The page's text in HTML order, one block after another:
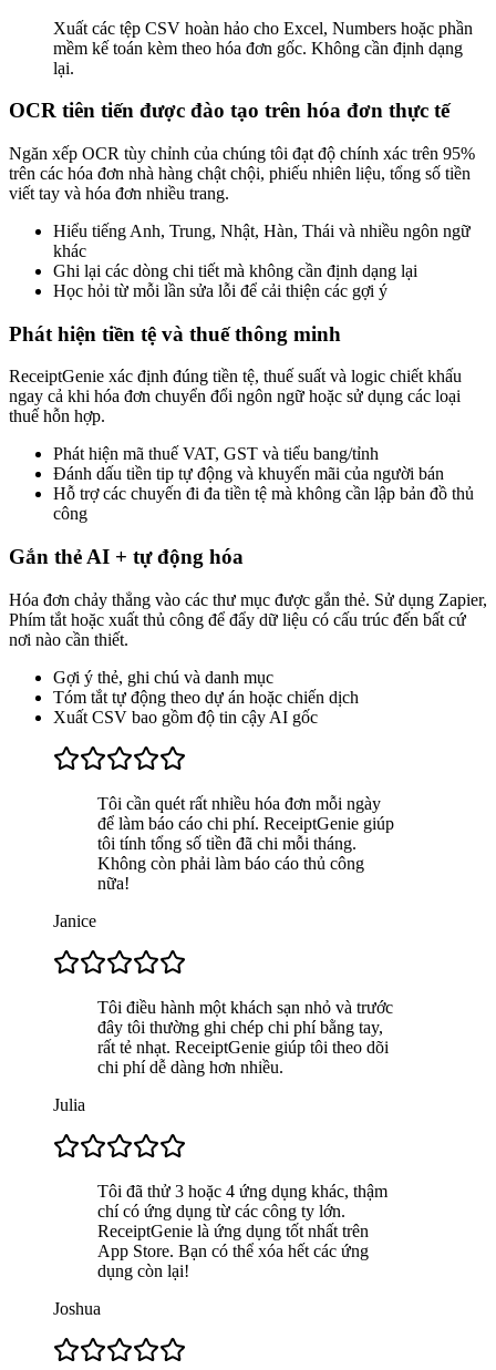
Xuất các tệp CSV hoàn hảo cho Excel, Numbers hoặc phần
mềm kế toán kèm theo hóa đơn gốc. Không cần định dạng
lại.
OCR tiên tiến được đào tạo trên hóa đơn thực tế
Ngăn xếp OCR tùy chỉnh của chúng tôi đạt độ chính xác trên 95%
trên các hóa đơn nhà hàng chật chội, phiếu nhiên liệu, tổng số tiền
viết tay và hóa đơn nhiều trang.
Hiểu tiếng Anh, Trung, Nhật, Hàn, Thái và nhiều ngôn ngữ
khác
Ghi lại các dòng chi tiết mà không cần định dạng lại
Học hỏi từ mỗi lần sửa lỗi để cải thiện các gợi ý
Phát hiện tiền tệ và thuế thông minh
ReceiptGenie xác định đúng tiền tệ, thuế suất và logic chiết khấu
ngay cả khi hóa đơn chuyển đổi ngôn ngữ hoặc sử dụng các loại
thuế hỗn hợp.
Phát hiện mã thuế VAT, GST và tiểu bang/tỉnh
Đánh dấu tiền tip tự động và khuyến mãi của người bán
Hỗ trợ các chuyến đi đa tiền tệ mà không cần lập bản đồ thủ
công
Gắn thẻ AI + tự động hóa
Hóa đơn chảy thẳng vào các thư mục được gắn thẻ. Sử dụng Zapier,
Phím tắt hoặc xuất thủ công để đẩy dữ liệu có cấu trúc đến bất cứ
nơi nào cần thiết.
Gợi ý thẻ, ghi chú và danh mục
Tóm tắt tự động theo dự án hoặc chiến dịch
Xuất CSV bao gồm độ tin cậy AI gốc
Tôi cần quét rất nhiều hóa đơn mỗi ngày
để làm báo cáo chi phí. ReceiptGenie giúp
tôi tính tổng số tiền đã chi mỗi tháng.
Không còn phải làm báo cáo thủ công
nữa!
Janice
Tôi điều hành một khách sạn nhỏ và trước
đây tôi thường ghi chép chi phí bằng tay,
rất tẻ nhạt. ReceiptGenie giúp tôi theo dõi
chi phí dễ dàng hơn nhiều.
Julia
Tôi đã thử 3 hoặc 4 ứng dụng khác, thậm
chí có ứng dụng từ các công ty lớn.
ReceiptGenie là ứng dụng tốt nhất trên
App Store. Bạn có thể xóa hết các ứng
dụng còn lại!
Joshua